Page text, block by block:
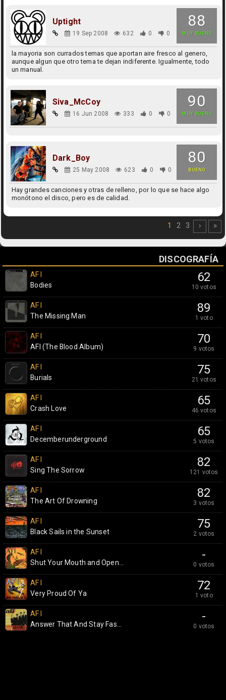
88
MUY BUENO
Uptight
19 Sep 2008 632 0 0
la mayoria son currados temas que aportan aire fresco al genero,
aunque algun que otro tema te dejan indiferente. Igualmente, todo
un manual.
90
MUY BUENO
Siva_McCoy
16 Jun 2008 333 0 0
80
BUENO
Dark_Boy
25 May 2008 623 0 0
Hay grandes canciones y otras de relleno, por lo que se hace algo
monótono el disco, pero es de calidad.
1 2 3 › »
DISCOGRAFÍA
62
10 votos
AFI
Bodies
89
1 voto
AFI
The Missing Man
70
9 votos
AFI
AFI (The Blood Album)
75
21 votos
AFI
Burials
65
46 votos
AFI
Crash Love
65
5 votos
AFI
Decemberunderground
82
121 votos
AFI
Sing The Sorrow
82
3 votos
AFI
The Art Of Drowning
75
2 votos
AFI
Black Sails in the Sunset
-
0 votos
AFI
Shut Your Mouth and Open...
72
1 voto
AFI
Very Proud Of Ya
-
0 votos
AFI
Answer That And Stay Fas...